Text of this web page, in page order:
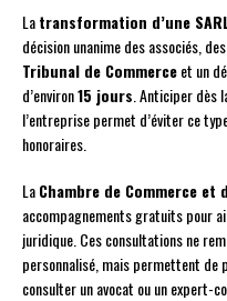
Latransformation d’une
décision unanime des associés,
Tribunal de Commerceet un
d’environ15 jours . Anticiper dès
l’entreprise permet d’éviter ce
honoraires.
LaChambre de Commerce et
accompagnements gratuits pour
juridique. Ces consultations ne
personnalisé, mais permettent de
consulter un avocat ou un expert-